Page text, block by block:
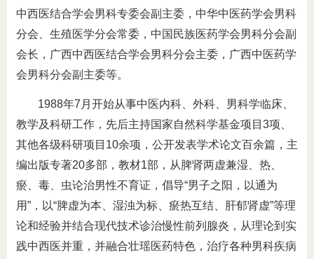
中西医结合学会男科专委会副主委，中华中医药学会男科
分会、生殖医学分会常委，中国民族医药学会男科分会副
会长，广西中西医结合学会男科分会主委，广西中医药学
会男科分会副主委等。
1988年7月开始从事中医内科、外科、男科学临床、
教学及科研工作，先后主持国家自然科学基金项目3项、
其他各级科研项目10余项，公开发表学术论文百余篇，主
编出版专著20多部，教材1部，从脾肾两虚兼湿、热、
瘀、毒、虫论治男性不育证，倡导“男子之阳，以通为
用”，以“脾虚为本、湿浊为标、瘀热互结、肝郁肾虚”等理
论和经验并结合现代技术诊治慢性前列腺炎，从理论到实
践中西医并重，并融合壮瑶医药特色，治疗各种男科疾病